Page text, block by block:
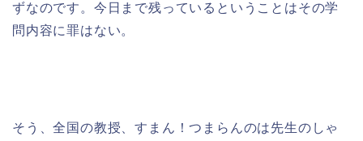
ずなのです。今日まで残っているということはその学
問内容に罪はない。
そう、全国の教授、すまん！つまらんのは先生のしゃ